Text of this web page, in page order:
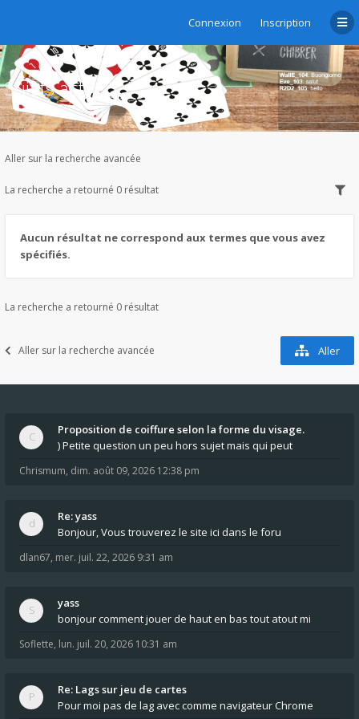
Connexion Inscription
Sujets actifs
Aller sur la recherche avancée
La recherche a retourné 0 résultat
Aucun résultat ne correspond aux termes que vous avez
spécifiés.
La recherche a retourné 0 résultat
Aller sur la recherche avancée Aller
Proposition de coiffure selon la forme du visage.
) Petite question un peu hors sujet mais qui peut
Chrismum, dim. août 09, 2026 12:38 pm
Re: yass
Bonjour, Vous trouverez le site ici dans le foru
dlan67, mer. juil. 22, 2026 9:31 am
yass
bonjour comment jouer de haut en bas tout atout mi
Soflette, lun. juil. 20, 2026 10:31 am
Re: Lags sur jeu de cartes
Pour moi pas de lag avec comme navigateur Chrome